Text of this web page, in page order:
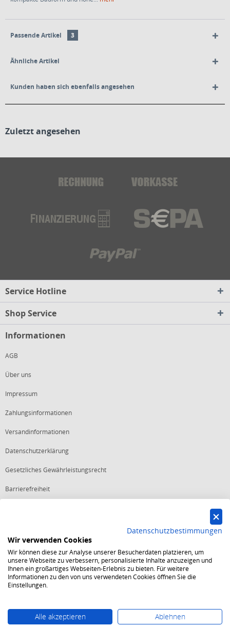
Passende Artikel 3
Ähnliche Artikel
Kunden haben sich ebenfalls angesehen
Zuletzt angesehen
Service Hotline
Shop Service
Informationen
AGB
Über uns
Impressum
Zahlungsinformationen
Versandinformationen
Datenschutzerklärung
Gesetzliches Gewährleistungsrecht
Barrierefreiheit
Starker Service
Shops mit dem Excellent Shop Award stehen seit mehr als 5,
10, 15 oder 20 Jahren für ein sicheres und angenehmes
Einkaufserlebnis.
Echte Verlässlichkeit
Jede Bestellung ist durch den Trusted Shops Käuferschutz
abgesichert und es gelten strenge Kriterien zum Schutz
Datenschutzbestimmungen
Wir verwenden Cookies
Wir können diese zur Analyse unserer Besucherdaten platzieren, um
unsere Webseite zu verbessern, personalisierte Inhalte anzuzeigen und
Ihnen ein großartiges Webseiten-Erlebnis zu bieten. Für weitere
Informationen zu den von uns verwendeten Cookies öffnen Sie die
Einstellungen.
Alle akzeptieren Ablehnen